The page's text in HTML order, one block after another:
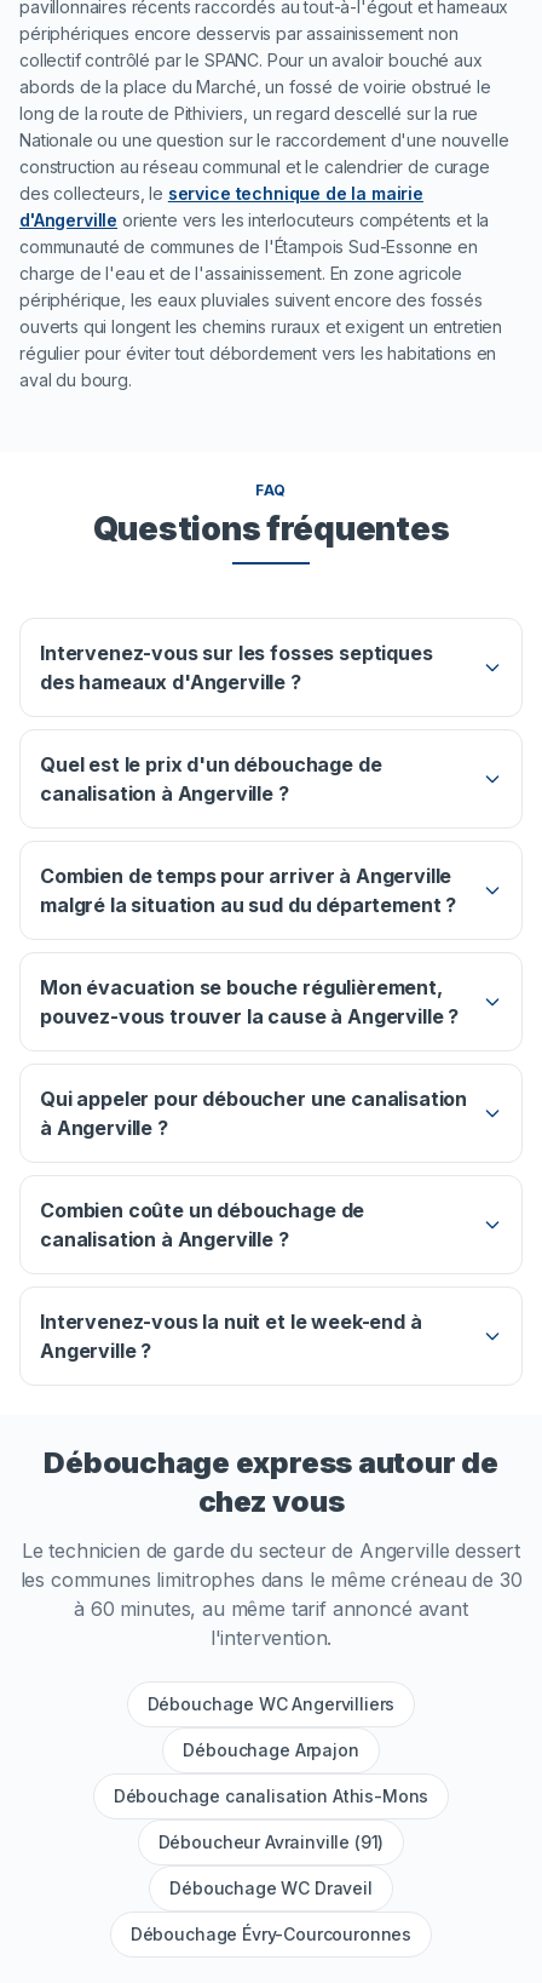
pavillonnaires récents raccordés au tout-à-l'égout et hameaux
périphériques encore desservis par assainissement non
collectif contrôlé par le SPANC. Pour un avaloir bouché aux
abords de la place du Marché, un fossé de voirie obstrué le
long de la route de Pithiviers, un regard descellé sur la rue
Nationale ou une question sur le raccordement d'une nouvelle
construction au réseau communal et le calendrier de curage
des collecteurs, le service technique de la mairie
d'Angerville oriente vers les interlocuteurs compétents et la
communauté de communes de l'Étampois Sud-Essonne en
charge de l'eau et de l'assainissement. En zone agricole
périphérique, les eaux pluviales suivent encore des fossés
ouverts qui longent les chemins ruraux et exigent un entretien
régulier pour éviter tout débordement vers les habitations en
aval du bourg.
FAQ
Questions fréquentes
Intervenez-vous sur les fosses septiques
des hameaux d'Angerville ?
Quel est le prix d'un débouchage de
canalisation à Angerville ?
Combien de temps pour arriver à Angerville
malgré la situation au sud du département ?
Mon évacuation se bouche régulièrement,
pouvez-vous trouver la cause à Angerville ?
Qui appeler pour déboucher une canalisation
à Angerville ?
Combien coûte un débouchage de
canalisation à Angerville ?
Intervenez-vous la nuit et le week-end à
Angerville ?
Débouchage express autour de
chez vous
Le technicien de garde du secteur de Angerville dessert
les communes limitrophes dans le même créneau de 30
à 60 minutes, au même tarif annoncé avant
l'intervention.
Débouchage WC Angervilliers
Débouchage Arpajon
Débouchage canalisation Athis-Mons
Déboucheur Avrainville (91)
Débouchage WC Draveil
Débouchage Évry-Courcouronnes